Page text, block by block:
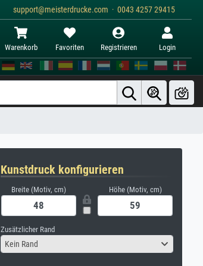
support@meisterdrucke.com · 0043 4257 29415
Warenkorb Favoriten Registrieren Login
Kunstdruck konfigurieren
Breite (Motiv, cm) Höhe (Motiv, cm)
Zusätzlicher Rand
Kein Rand